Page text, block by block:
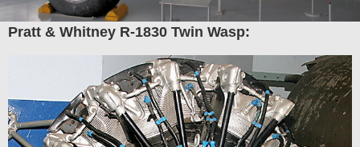
Pratt & Whitney R-1830 Twin Wasp: